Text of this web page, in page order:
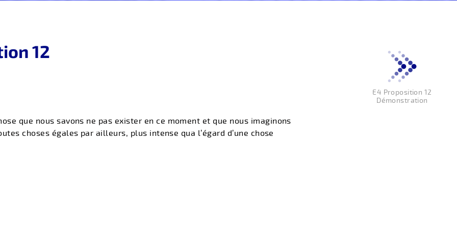
E4 Proposition 12
Démonstration
12
que nous savons ne pas exister en ce moment et que nous imaginons
choses égales par ailleurs, plus intense qua l’égard d’une chose